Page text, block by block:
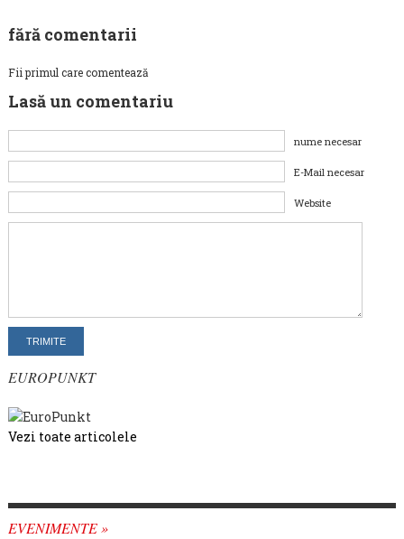
fără comentarii
Fii primul care comentează
Lasă un comentariu
nume necesar
E-Mail necesar
Website
EUROPUNKT
Vezi toate articolele
EVENIMENTE »